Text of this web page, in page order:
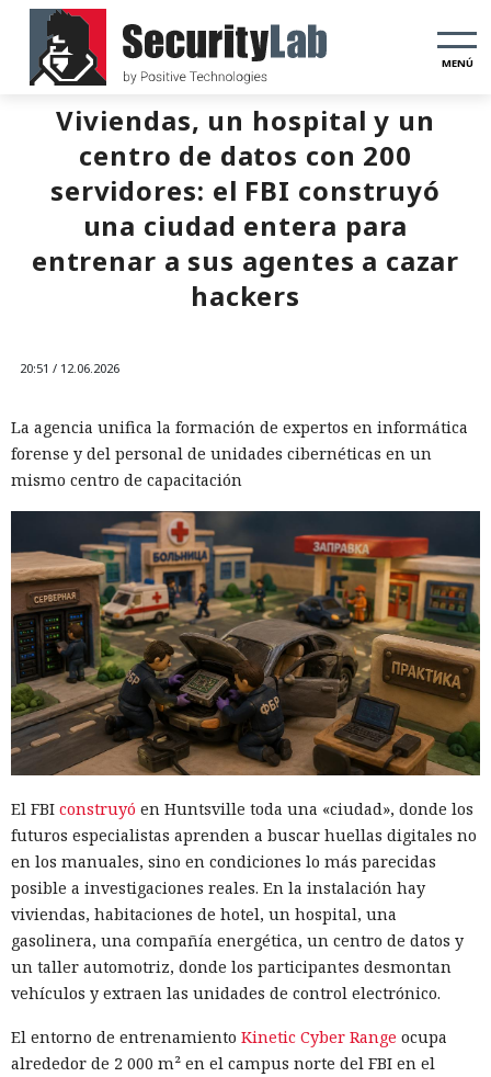
MENÚ
Viviendas, un hospital y un
centro de datos con 200
servidores: el FBI construyó
una ciudad entera para
entrenar a sus agentes a cazar
hackers
20:51 / 12.06.2026
La agencia unifica la formación de expertos en informática
forense y del personal de unidades cibernéticas en un
mismo centro de capacitación
El FBI construyó en Huntsville toda una «ciudad», donde los
futuros especialistas aprenden a buscar huellas digitales no
en los manuales, sino en condiciones lo más parecidas
posible a investigaciones reales. En la instalación hay
viviendas, habitaciones de hotel, un hospital, una
gasolinera, una compañía energética, un centro de datos y
un taller automotriz, donde los participantes desmontan
vehículos y extraen las unidades de control electrónico.
El entorno de entrenamiento Kinetic Cyber Range ocupa
alrededor de 2 000 m² en el campus norte del FBI en el